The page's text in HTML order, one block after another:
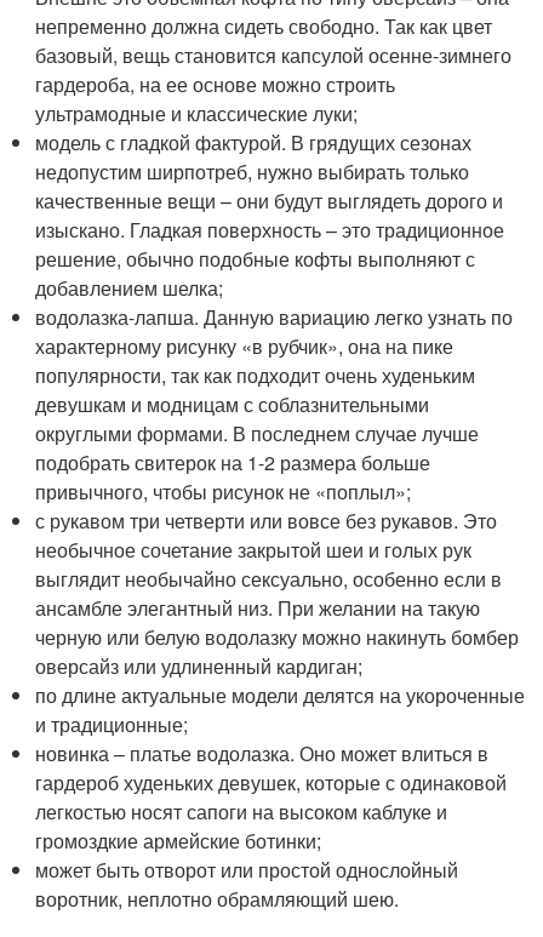
непременно должна сидеть свободно. Так как цвет
базовый, вещь становится капсулой осенне-зимнего
гардероба, на ее основе можно строить
ультрамодные и классические луки;
модель с гладкой фактурой. В грядущих сезонах
недопустим ширпотреб, нужно выбирать только
качественные вещи – они будут выглядеть дорого и
изыскано. Гладкая поверхность – это традиционное
решение, обычно подобные кофты выполняют с
добавлением шелка;
водолазка-лапша. Данную вариацию легко узнать по
характерному рисунку «в рубчик», она на пике
популярности, так как подходит очень худеньким
девушкам и модницам с соблазнительными
округлыми формами. В последнем случае лучше
подобрать свитерок на 1-2 размера больше
привычного, чтобы рисунок не «поплыл»;
с рукавом три четверти или вовсе без рукавов. Это
необычное сочетание закрытой шеи и голых рук
выглядит необычайно сексуально, особенно если в
ансамбле элегантный низ. При желании на такую
черную или белую водолазку можно накинуть бомбер
оверсайз или удлиненный кардиган;
по длине актуальные модели делятся на укороченные
и традиционные;
новинка – платье водолазка. Оно может влиться в
гардероб худеньких девушек, которые с одинаковой
легкостью носят сапоги на высоком каблуке и
громоздкие армейские ботинки;
может быть отворот или простой однослойный
воротник, неплотно обрамляющий шею.